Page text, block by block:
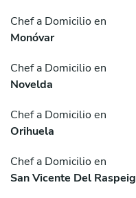
Chef a Domicilio en
Monóvar
Chef a Domicilio en
Novelda
Chef a Domicilio en
Orihuela
Chef a Domicilio en
San Vicente Del Raspeig